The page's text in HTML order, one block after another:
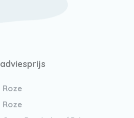
adviesprijs
Roze
Roze